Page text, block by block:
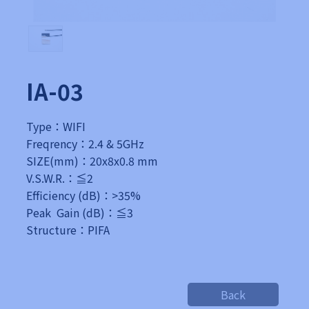
IA-03
Type：WIFI
Freqrency：2.4 & 5GHz
SIZE(mm)：20x8x0.8 mm
V.S.W.R.：≦2
Efficiency (dB)：>35%
Peak Gain (dB)：≦3
Structure：PIFA
Back